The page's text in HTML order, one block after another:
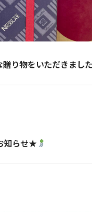
り物をいただきました
知らせ★